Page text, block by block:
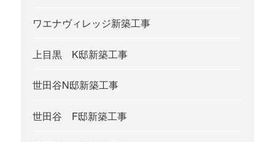
ワエナヴィレッジ新築工事
上目黒 K邸新築工事
世田谷N邸新築工事
世田谷 F邸新築工事